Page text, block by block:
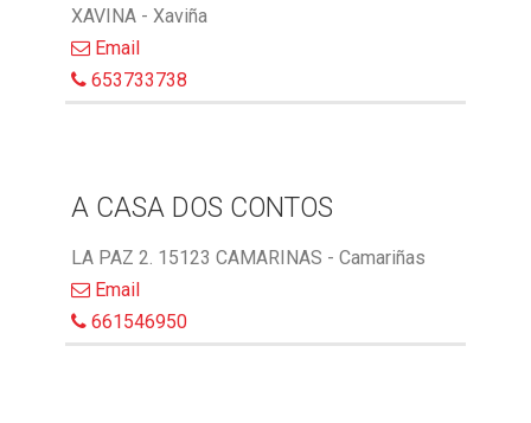
XAVINA - Xaviña
Email
653733738
A CASA DOS CONTOS
LA PAZ 2. 15123 CAMARINAS - Camariñas
Email
661546950